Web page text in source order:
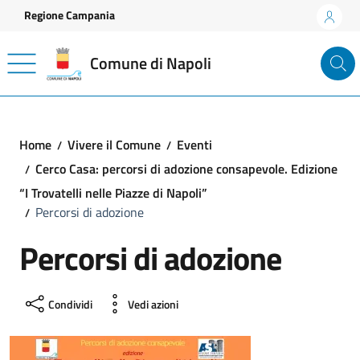
Vai ai contenuti
Vai al footer
Regione Campania
Comune di Napoli
Home Vivere il Comune
Eventi
Cerco Casa: percorsi di adozione consapevole. Edizione
“I Trovatelli nelle Piazze di Napoli”
Percorsi di adozione
Percorsi di adozione
Condividi Vedi azioni